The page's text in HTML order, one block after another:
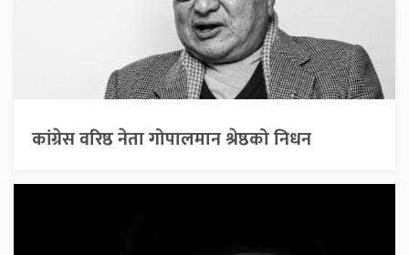
कांग्रेस वरिष्ठ नेता गोपालमान श्रेष्ठको निधन